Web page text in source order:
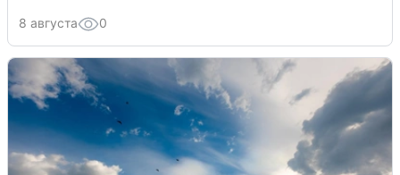
8 августа 0